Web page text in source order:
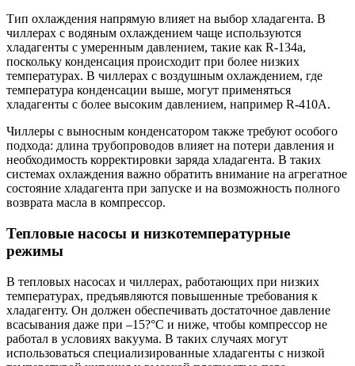
Тип охлаждения напрямую влияет на выбор хладагента. В
чиллерах с водяным охлаждением чаще используются
хладагенты с умеренным давлением, такие как R-134a,
поскольку конденсация происходит при более низких
температурах. В чиллерах с воздушным охлаждением, где
температура конденсации выше, могут применяться
хладагенты с более высоким давлением, например R-410A.
Чиллеры с выносным конденсатором также требуют особого
подхода: длина трубопроводов влияет на потери давления и
необходимость корректировки заряда хладагента. В таких
системах охлаждения важно обратить внимание на агрегатное
состояние хладагента при запуске и на возможность полного
возврата масла в компрессор.
Тепловые насосы и низкотемпературные
режимы
В тепловых насосах и чиллерах, работающих при низких
температурах, предъявляются повышенные требования к
хладагенту. Он должен обеспечивать достаточное давление
всасывания даже при –15?°C и ниже, чтобы компрессор не
работал в условиях вакуума. В таких случаях могут
использоваться специализированные хладагенты с низкой